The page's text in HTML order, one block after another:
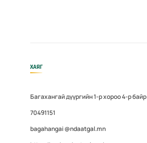
ХАЯГ
Багахангай дүүргийн 1-р хороо 4-р байр
70491151
bagahangai @ndaatgal.mn